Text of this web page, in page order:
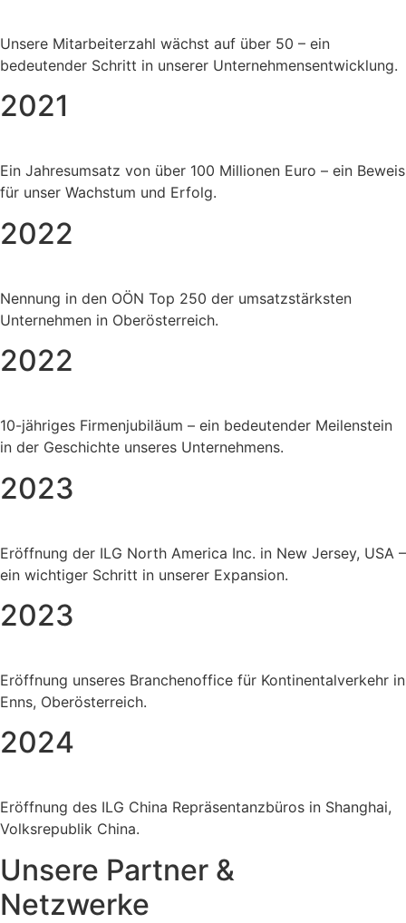
Unsere Mitarbeiterzahl wächst auf über 50 – ein
bedeutender Schritt in unserer Unternehmensentwicklung.
2021
Ein Jahresumsatz von über 100 Millionen Euro – ein Beweis
für unser Wachstum und Erfolg.
2022
Nennung in den OÖN Top 250 der umsatzstärksten
Unternehmen in Oberösterreich.
2022
10-jähriges Firmenjubiläum – ein bedeutender Meilenstein
in der Geschichte unseres Unternehmens.
2023
Eröffnung der ILG North America Inc. in New Jersey, USA –
ein wichtiger Schritt in unserer Expansion.
2023
Eröffnung unseres Branchenoffice für Kontinentalverkehr in
Enns, Oberösterreich.
2024
Eröffnung des ILG China Repräsentanzbüros in Shanghai,
Volksrepublik China.
Unsere Partner &
Netzwerke